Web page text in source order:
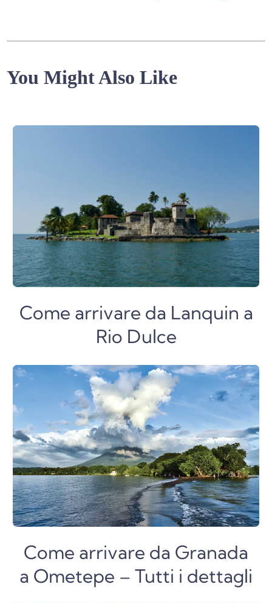
You Might Also Like
Come arrivare da Lanquin a
Rio Dulce
Come arrivare da Granada
a Ometepe – Tutti i dettagli